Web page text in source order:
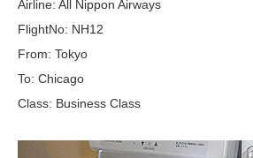
Airline: All Nippon Airways
FlightNo: NH12
From: Tokyo
To: Chicago
Class: Business Class